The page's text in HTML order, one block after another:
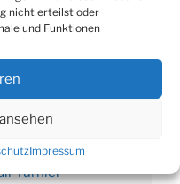
nicht erteilst oder
und Funktionen
Impressum
der Erzquell
Ortsmitte
Turnier